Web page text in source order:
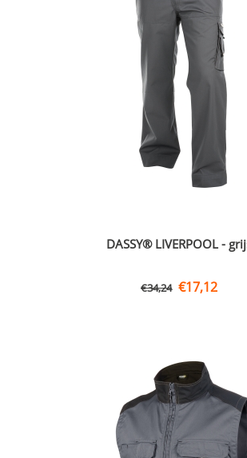
DASSY® LIVERPOOL -
€34,24 €17,12